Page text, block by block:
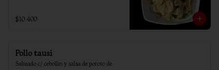
$10.400
Pollo tausi
Salteado c/ cebollin y salsa de poroto de